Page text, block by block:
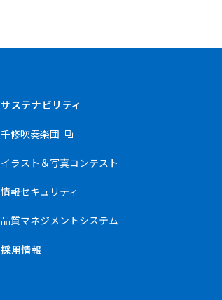
サステナビリティ
千修吹奏楽団
イラスト＆写真コンテスト
情報セキュリティ
品質マネジメントシステム
採用情報